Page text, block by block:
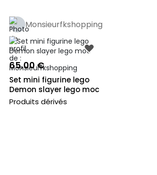
Monsieurfkshopping
65,00 €
Set mini figurine lego
Demon slayer lego moc
Produits dérivés